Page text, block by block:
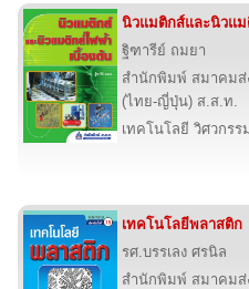
นิวแมติกส์และนิวแม
ฐิฑารีย์ ถมยา
สำนักพิมพ์ สมาคมส่
(ไทย-ญี่ปุ่น) ส.ส.ท.
เทคโนโลยี วิศวกร
เทคโนโลยีพลาสติก
รศ.บรรเลง ศรนิล
สำนักพิมพ์ สมาคมส่